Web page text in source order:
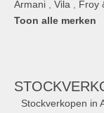
Armani , Vila , Froy
Toon alle merken
Stockverkopen in